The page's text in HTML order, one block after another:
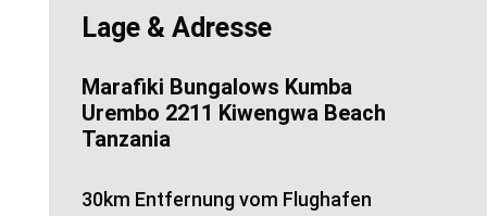
Lage & Adresse
Marafiki Bungalows Kumba
Urembo 2211 Kiwengwa Beach
Tanzania
30km Entfernung vom Flughafen